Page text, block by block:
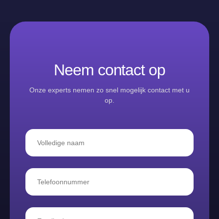
Neem contact op
Onze experts nemen zo snel mogelijk contact met u
op.